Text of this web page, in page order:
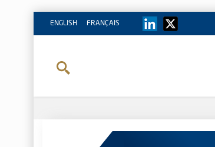
FRANÇAIS
ENGLISH